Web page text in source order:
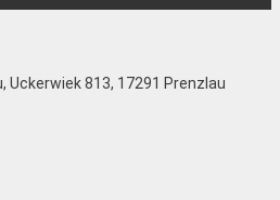
Uckerwiek 813, 17291 Prenzlau